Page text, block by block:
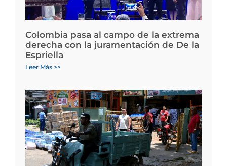
Colombia pasa al campo de la extrema
derecha con la juramentación de De la
Espriella
Leer Más >>